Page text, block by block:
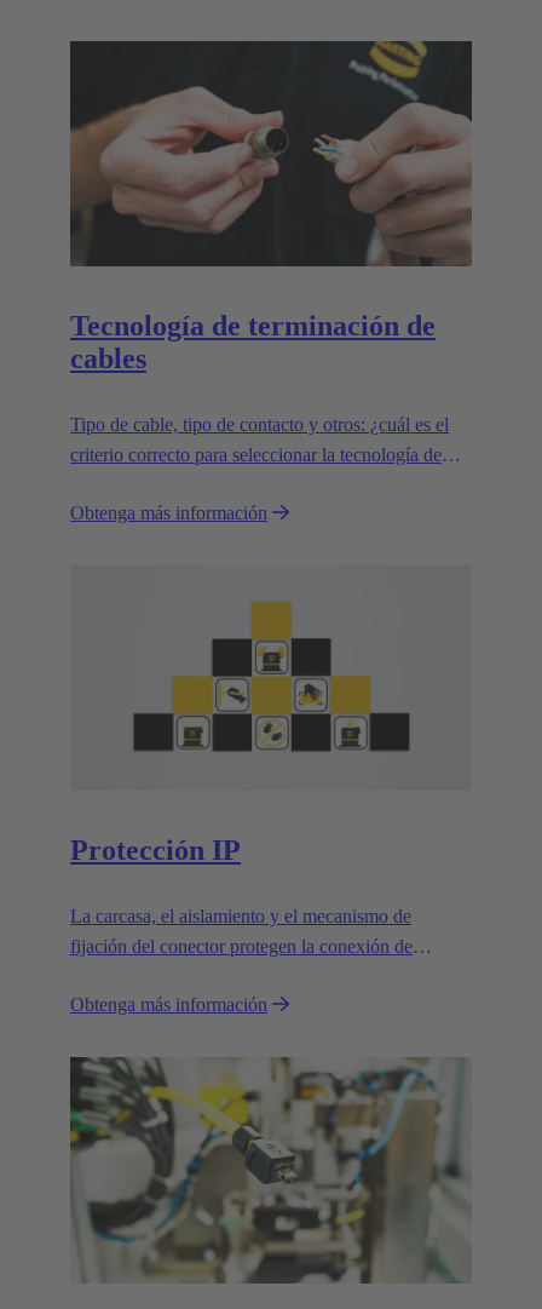
Tecnología de terminación de
cables
Tipo de cable, tipo de contacto y otros: ¿cuál es el
criterio correcto para seleccionar la tecnología de
Obtenga más información
Protección IP
La carcasa, el aislamiento y el mecanismo de
fijación del conector protegen la conexión de
Obtenga más información